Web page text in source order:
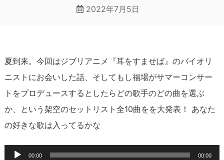
2022年7月5日
夏到来。今回はジブリアニメ『耳をすませば』のバイオリ
ニストにお会いした話、そしてもし福場がサマーコンサー
トをプロデュースするとしたらどの歌手のどの曲を選ぶ
か、という架空のセットリスト全10曲をを大発表！ あなた
の好きな歌は入ってるかな
00:00 00:00